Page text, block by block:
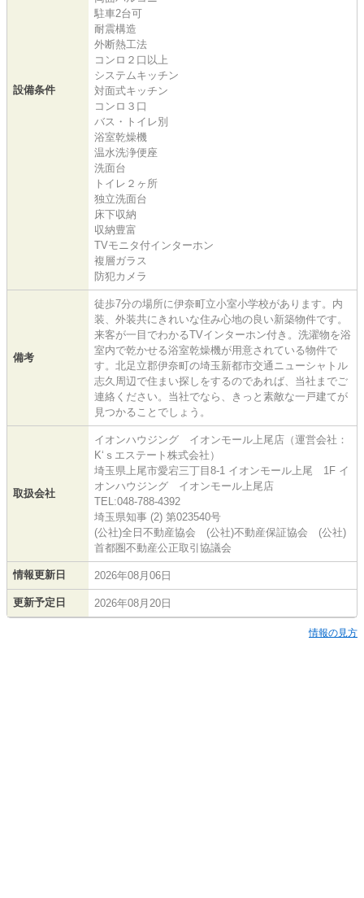
設備条件
駐車2台可
耐震構造
外断熱工法
コンロ２口以上
システムキッチン
対面式キッチン
コンロ３口
バス・トイレ別
浴室乾燥機
温水洗浄便座
洗面台
トイレ２ヶ所
独立洗面台
床下収納
収納豊富
TVモニタ付インターホン
複層ガラス
防犯カメラ
備考
徒歩7分の場所に伊奈町立小室小学校があります。内
装、外装共にきれいな住み心地の良い新築物件です。
来客が一目でわかるTVインターホン付き。洗濯物を浴
室内で乾かせる浴室乾燥機が用意されている物件で
す。北足立郡伊奈町の埼玉新都市交通ニューシャトル
志久周辺で住まい探しをするのであれば、当社までご
連絡ください。当社でなら、きっと素敵な一戸建てが
見つかることでしょう。
取扱会社
イオンハウジング イオンモール上尾店（運営会社：
K‘ｓエステート株式会社）
埼玉県上尾市愛宕三丁目8-1 イオンモール上尾 1F イ
オンハウジング イオンモール上尾店
TEL:048-788-4392
埼玉県知事 (2) 第023540号
(公社)全日不動産協会 (公社)不動産保証協会 (公社)
首都圏不動産公正取引協議会
情報更新日 2026年08月06日
更新予定日 2026年08月20日
情報の見方